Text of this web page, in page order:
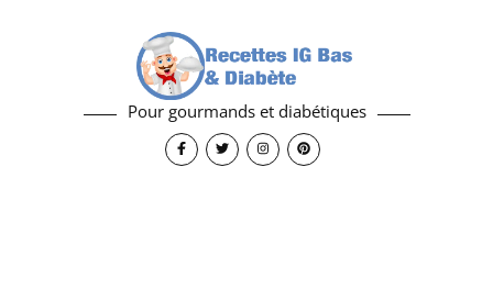
Pour gourmands et diabétiques